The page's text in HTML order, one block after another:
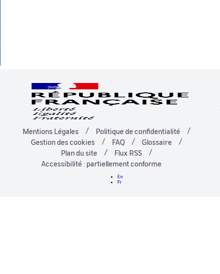
Mentions Légales
Politique de confidentialité
Gestion des cookies
FAQ
Glossaire
Plan du site
Flux RSS
Accessibilité : partiellement conforme
En
Fr